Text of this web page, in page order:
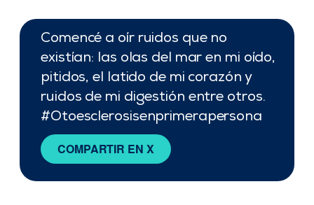
Comencé a oír ruidos que no
existían: las olas del mar en mi oído,
pitidos, el latido de mi corazón y
ruidos de mi digestión entre otros.
#Otoesclerosisenprimerapersona
COMPARTIR EN X